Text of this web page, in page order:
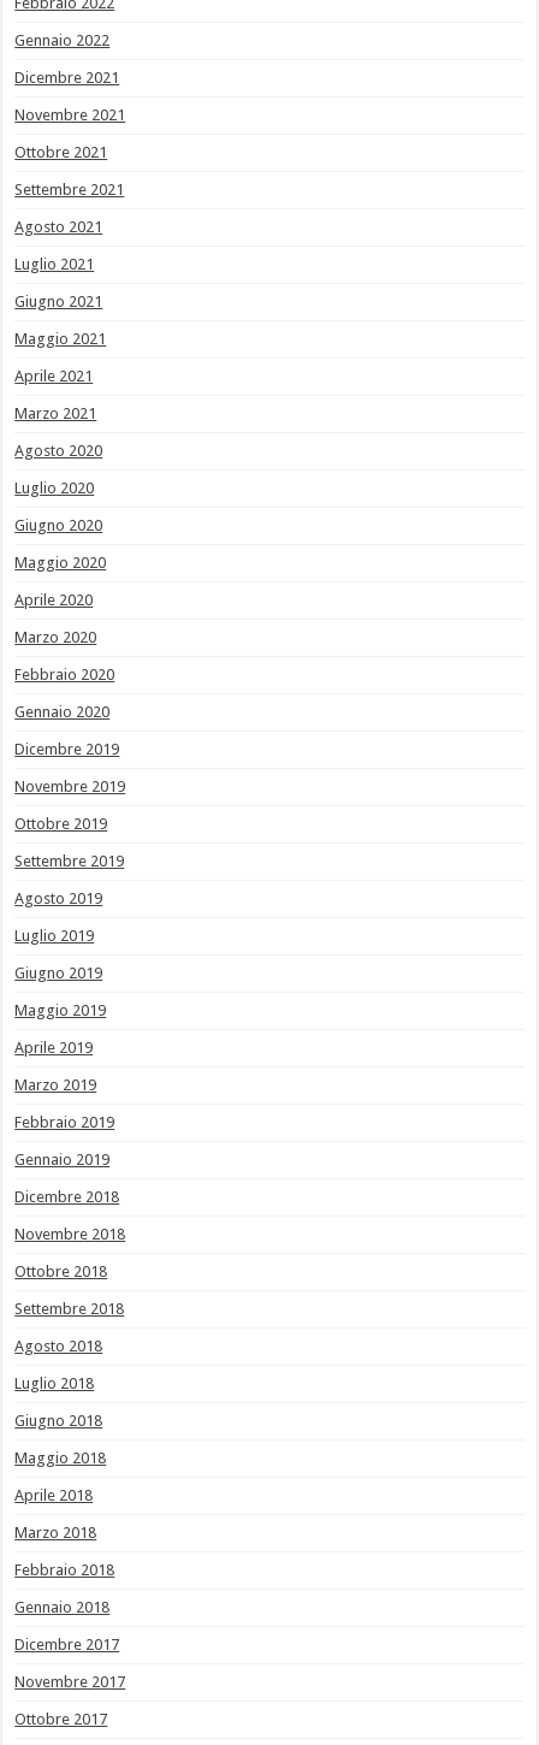
Gennaio 2022
Dicembre 2021
Novembre 2021
Ottobre 2021
Settembre 2021
Agosto 2021
Luglio 2021
Giugno 2021
Maggio 2021
Aprile 2021
Marzo 2021
Agosto 2020
Luglio 2020
Giugno 2020
Maggio 2020
Aprile 2020
Marzo 2020
Febbraio 2020
Gennaio 2020
Dicembre 2019
Novembre 2019
Ottobre 2019
Settembre 2019
Agosto 2019
Luglio 2019
Giugno 2019
Maggio 2019
Aprile 2019
Marzo 2019
Febbraio 2019
Gennaio 2019
Dicembre 2018
Novembre 2018
Ottobre 2018
Settembre 2018
Agosto 2018
Luglio 2018
Giugno 2018
Maggio 2018
Aprile 2018
Marzo 2018
Febbraio 2018
Gennaio 2018
Dicembre 2017
Novembre 2017
Ottobre 2017